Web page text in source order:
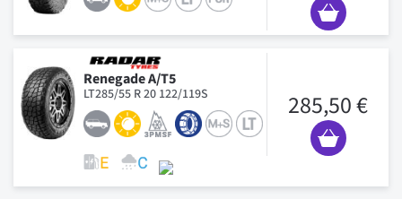
Renegade A/T5
LT285/55 R 20 122/119S 285,50 €